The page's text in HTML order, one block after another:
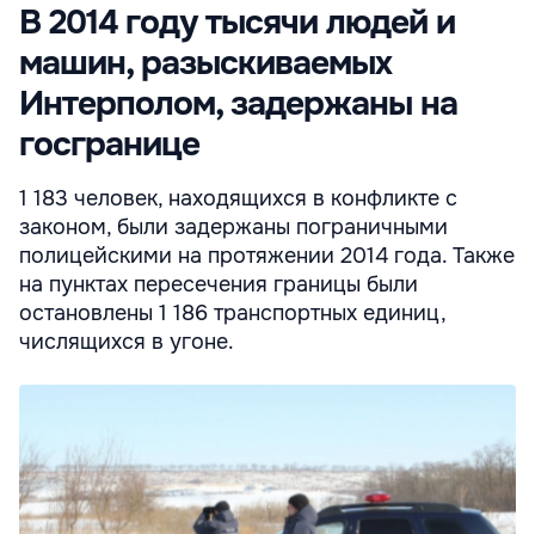
В 2014 году тысячи людей и
машин, разыскиваемых
Интерполом, задержаны на
госгранице
1 183 человек, находящихся в конфликте с
законом, были задержаны пограничными
полицейскими на протяжении 2014 года. Также
на пунктах пересечения границы были
остановлены 1 186 транспортных единиц,
числящихся в угоне.